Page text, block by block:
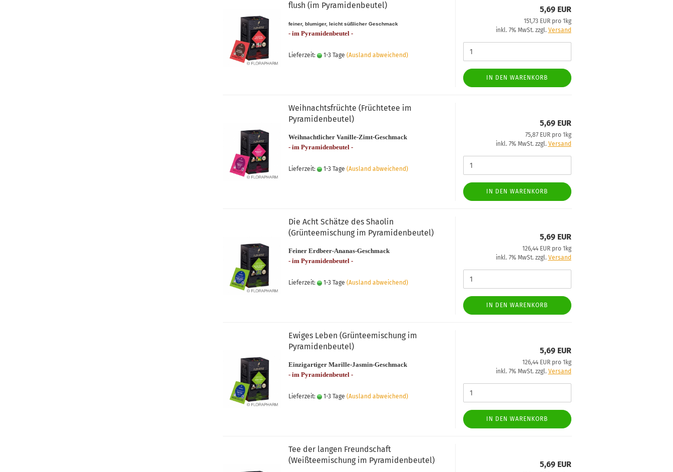
flush (im Pyramidenbeutel)
feiner, blumiger, leicht süßlicher Geschmack
- im Pyramidenbeutel -
Lieferzeit: 1-3 Tage (Ausland abweichend)
5,69 EUR
151,73 EUR pro 1kg
inkl. 7% MwSt. zzgl. Versand
IN DEN WARENKORB
Weihnachtsfrüchte (Früchtetee im
Pyramidenbeutel)
Weihnachtlicher Vanille-Zimt-Geschmack
- im Pyramidenbeutel -
Lieferzeit: 1-3 Tage (Ausland abweichend)
5,69 EUR
75,87 EUR pro 1kg
inkl. 7% MwSt. zzgl. Versand
IN DEN WARENKORB
Die Acht Schätze des Shaolin
(Grünteemischung im Pyramidenbeutel)
Feiner Erdbeer-Ananas-Geschmack
- im Pyramidenbeutel -
Lieferzeit: 1-3 Tage (Ausland abweichend)
5,69 EUR
126,44 EUR pro 1kg
inkl. 7% MwSt. zzgl. Versand
IN DEN WARENKORB
Ewiges Leben (Grünteemischung im
Pyramidenbeutel)
Einzigartiger Marille-Jasmin-Geschmack
- im Pyramidenbeutel -
Lieferzeit: 1-3 Tage (Ausland abweichend)
5,69 EUR
126,44 EUR pro 1kg
inkl. 7% MwSt. zzgl. Versand
IN DEN WARENKORB
Tee der langen Freundschaft
(Weißteemischung im Pyramidenbeutel)
5,69 EUR